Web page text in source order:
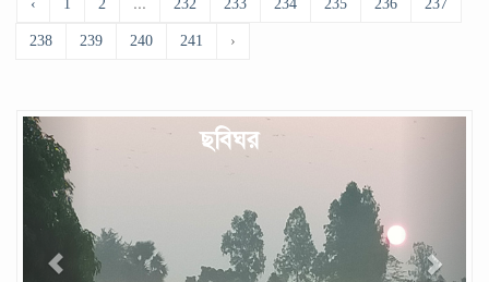
‹ 1 2 ... 232 233 234 235 236
237
238
239 240 241 ›
ছবিঘর